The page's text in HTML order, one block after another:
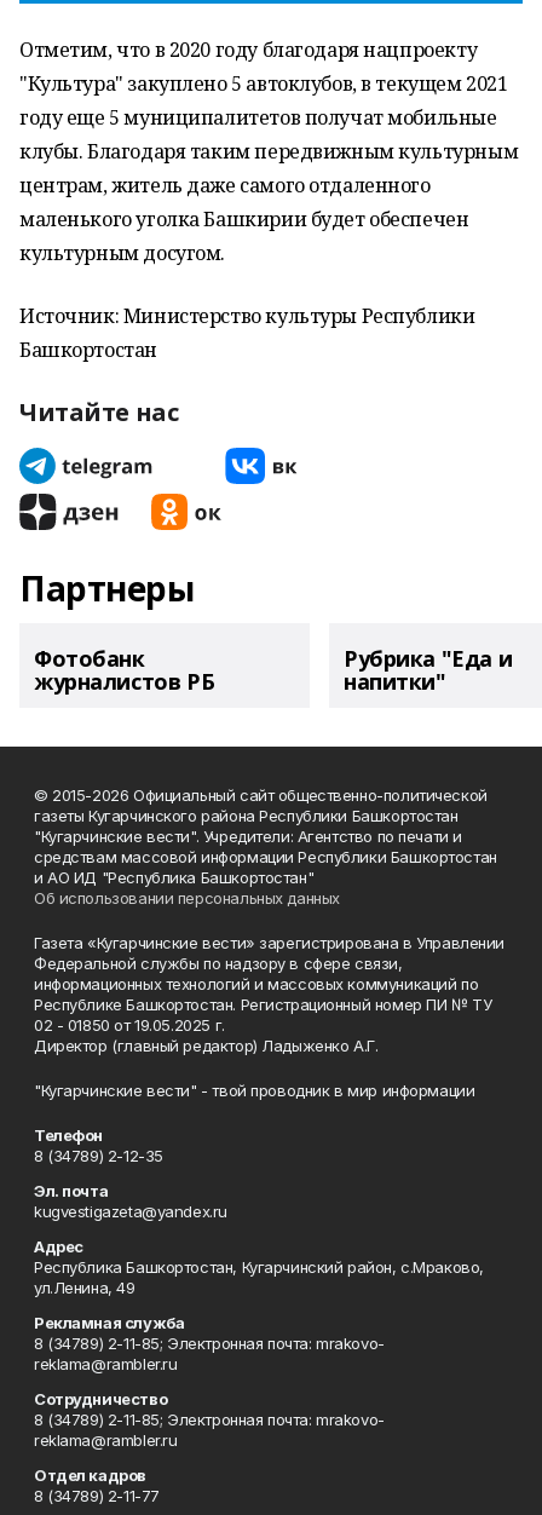
Отметим, что в 2020 году благодаря нацпроекту
"Культура" закуплено 5 автоклубов, в текущем 2021
году еще 5 муниципалитетов получат мобильные
клубы. Благодаря таким передвижным культурным
центрам, житель даже самого отдаленного
маленького уголка Башкирии будет обеспечен
культурным досугом.
Источник: Министерство культуры Республики
Башкортостан
Читайте нас
Партнеры
Фотобанк
журналистов РБ
Рубрика "Еда и
напитки"
© 2015-2026 Официальный сайт общественно-политической
газеты Кугарчинского района Республики Башкортостан
"Кугарчинские вести". Учредители: Агентство по печати и
средствам массовой информации Республики Башкортостан
и АО ИД "Республика Башкортостан"
Об использовании персональных данных
Газета «Кугарчинские вести» зарегистрирована в Управлении
Федеральной службы по надзору в сфере связи,
информационных технологий и массовых коммуникаций по
Республике Башкортостан. Регистрационный номер ПИ № ТУ
02 - 01850 от 19.05.2025 г.
Директор (главный редактор) Ладыженко А.Г.
"Кугарчинские вести" - твой проводник в мир информации
Телефон
8 (34789) 2-12-35
Эл. почта
kugvestigazeta@yandex.ru
Адрес
Республика Башкортостан, Кугарчинский район, с.Мраково,
ул.Ленина, 49
Рекламная служба
8 (34789) 2-11-85; Электронная почта: mrakovo-
reklama@rambler.ru
Сотрудничество
8 (34789) 2-11-85; Электронная почта: mrakovo-
reklama@rambler.ru
Отдел кадров
8 (34789) 2-11-77